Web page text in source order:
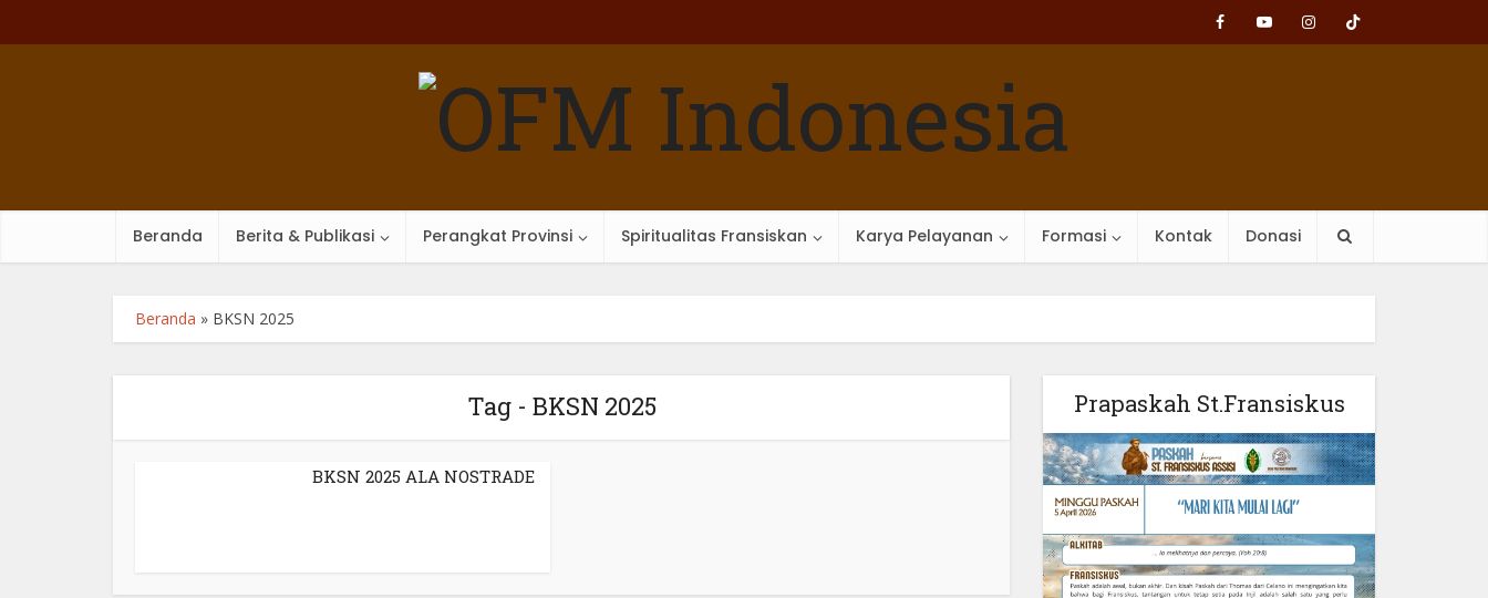
Beranda Berita & Publikasi Perangkat Provinsi Spiritualitas Fransiskan Karya Pelayanan Formasi Kontak Donasi
Beranda » BKSN 2025
Tag - BKSN 2025
BKSN 2025 ALA NOSTRADE
Prapaskah St.Fransiskus